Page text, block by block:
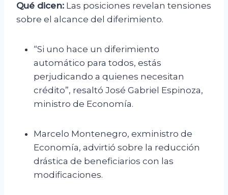
Qué dicen: Las posiciones revelan tensiones
sobre el alcance del diferimiento.
“Si uno hace un diferimiento
automático para todos, estás
perjudicando a quienes necesitan
crédito”, resaltó José Gabriel Espinoza,
ministro de Economía.
Marcelo Montenegro, exministro de
Economía, advirtió sobre la reducción
drástica de beneficiarios con las
modificaciones.